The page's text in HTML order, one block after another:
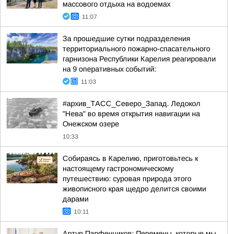
массового отдыха на водоемах
11:07
За прошедшие сутки подразделения
территориального пожарно-спасательного
гарнизона Республики Карелия реагировали
на 9 оперативных событий:
11:03
#архив_ТАСС_Северо_Запад. Ледокол
"Нева" во время открытия навигации на
Онежском озере
10:33
Собираясь в Карелию, приготовьтесь к
настоящему гастрономическому
путешествию: суровая природа этого
живописного края щедро делится своими
дарами
10:11